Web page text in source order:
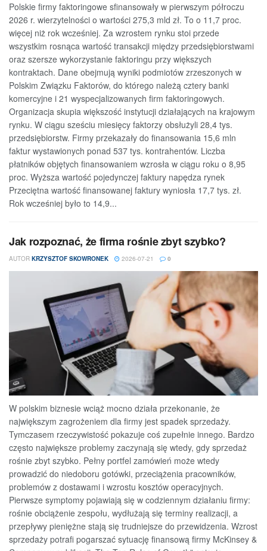
Polskie firmy faktoringowe sfinansowały w pierwszym półroczu
2026 r. wierzytelności o wartości 275,3 mld zł. To o 11,7 proc.
więcej niż rok wcześniej. Za wzrostem rynku stoi przede
wszystkim rosnąca wartość transakcji między przedsiębiorstwami
oraz szersze wykorzystanie faktoringu przy większych
kontraktach. Dane obejmują wyniki podmiotów zrzeszonych w
Polskim Związku Faktorów, do którego należą cztery banki
komercyjne i 21 wyspecjalizowanych firm faktoringowych.
Organizacja skupia większość instytucji działających na krajowym
rynku. W ciągu sześciu miesięcy faktorzy obsłużyli 28,4 tys.
przedsiębiorstw. Firmy przekazały do finansowania 15,6 mln
faktur wystawionych ponad 537 tys. kontrahentów. Liczba
płatników objętych finansowaniem wzrosła w ciągu roku o 8,95
proc. Wyższa wartość pojedynczej faktury napędza rynek
Przeciętna wartość finansowanej faktury wyniosła 17,7 tys. zł.
Rok wcześniej było to 14,9...
Jak rozpoznać, że firma rośnie zbyt szybko?
AUTOR KRZYSZTOF SKOWRONEK 2026-07-21 0
W polskim biznesie wciąż mocno działa przekonanie, że
największym zagrożeniem dla firmy jest spadek sprzedaży.
Tymczasem rzeczywistość pokazuje coś zupełnie innego. Bardzo
często największe problemy zaczynają się wtedy, gdy sprzedaż
rośnie zbyt szybko. Pełny portfel zamówień może wtedy
prowadzić do niedoboru gotówki, przeciążenia pracowników,
problemów z dostawami i wzrostu kosztów operacyjnych.
Pierwsze symptomy pojawiają się w codziennym działaniu firmy:
rośnie obciążenie zespołu, wydłużają się terminy realizacji, a
przepływy pieniężne stają się trudniejsze do przewidzenia. Wzrost
sprzedaży potrafi pogarszać sytuację finansową firmy McKinsey &